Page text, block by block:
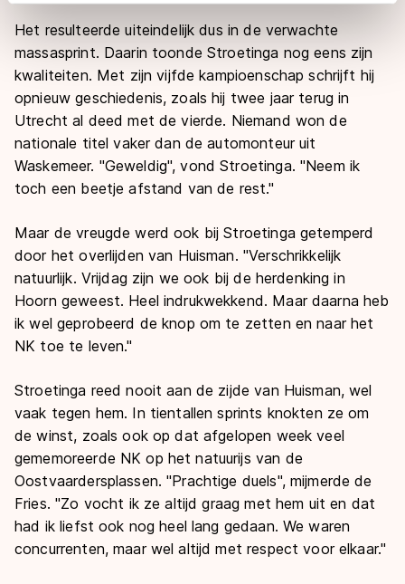
adequaat beschermingsniveau geldt volgens de GDPR.
Door op ‘Toestaan’ te klikken, stemt u in met deze
overdracht. Meer informatie vindt u in onscookiebeleid
Het resulteerde uiteindelijk dus in de verwachte
massasprint. Daarin toonde Stroetinga nog eens zijn
kwaliteiten. Met zijn vijfde kampioenschap schrijft hij
opnieuw geschiedenis, zoals hij twee jaar terug in
Utrecht al deed met de vierde. Niemand won de
nationale titel vaker dan de automonteur uit
Waskemeer. "Geweldig", vond Stroetinga. "Neem ik
toch een beetje afstand van de rest."
Maar de vreugde werd ook bij Stroetinga getemperd
door het overlijden van Huisman. "Verschrikkelijk
natuurlijk. Vrijdag zijn we ook bij de herdenking in
Hoorn geweest. Heel indrukwekkend. Maar daarna heb
ik wel geprobeerd de knop om te zetten en naar het
NK toe te leven."
Stroetinga reed nooit aan de zijde van Huisman, wel
vaak tegen hem. In tientallen sprints knokten ze om
de winst, zoals ook op dat afgelopen week veel
gememoreerde NK op het natuurijs van de
Oostvaardersplassen. "Prachtige duels", mijmerde de
Fries. "Zo vocht ik ze altijd graag met hem uit en dat
had ik liefst ook nog heel lang gedaan. We waren
concurrenten, maar wel altijd met respect voor elkaar."